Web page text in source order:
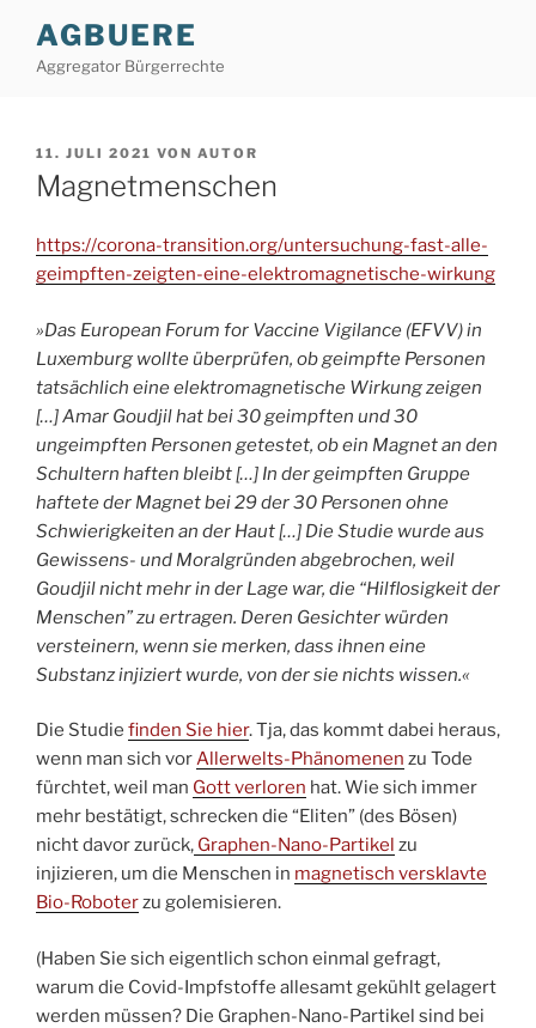
Inhalt
springen
AGBUERE
Aggregator Bürgerrechte
VERÖFFENTLICHT
AM
11. JULI 2021 VON AUTOR
Magnetmenschen
https://corona-transition.org/untersuchung-fast-alle-
geimpften-zeigten-eine-elektromagnetische-wirkung
»Das European Forum for Vaccine Vigilance (EFVV) in
Luxemburg wollte überprüfen, ob geimpfte Personen
tatsächlich eine elektromagnetische Wirkung zeigen
[…] Amar Goudjil hat bei 30 geimpften und 30
ungeimpften Personen getestet, ob ein Magnet an den
Schultern haften bleibt […] In der geimpften Gruppe
haftete der Magnet bei 29 der 30 Personen ohne
Schwierigkeiten an der Haut […] Die Studie wurde aus
Gewissens- und Moralgründen abgebrochen, weil
Goudjil nicht mehr in der Lage war, die “Hilflosigkeit der
Menschen” zu ertragen. Deren Gesichter würden
versteinern, wenn sie merken, dass ihnen eine
Substanz injiziert wurde, von der sie nichts wissen.«
Die Studie finden Sie hier. Tja, das kommt dabei heraus,
wenn man sich vorAllerwelts-Phänomenen zu Tode
fürchtet, weil man Gott verloren hat. Wie sich immer
mehr bestätigt, schrecken die “Eliten” (des Bösen)
nicht davor zurück, Graphen-Nano-Partikel zu
injizieren, um die Menschen in magnetisch versklavte
Bio-Roboterzu golemisieren.
(Haben Sie sich eigentlich schon einmal gefragt,
warum die Covid-Impfstoffe allesamt gekühlt gelagert
werden müssen? Die Graphen-Nano-Partikel sind bei